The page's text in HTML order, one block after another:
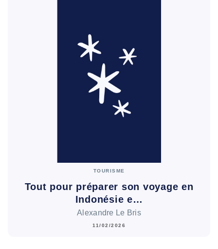
TOURISME
Tout pour préparer son voyage en
Indonésie e…
Alexandre Le Bris
11/02/2026